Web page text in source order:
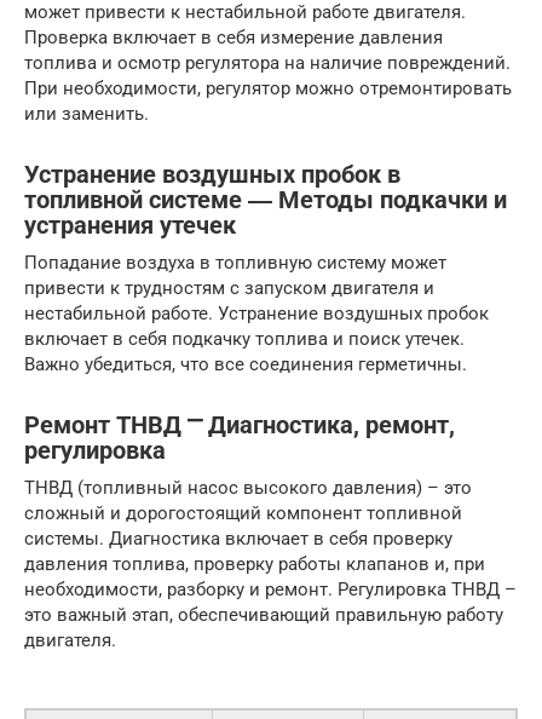
может привести к нестабильной работе двигателя.
Проверка включает в себя измерение давления
топлива и осмотр регулятора на наличие повреждений.
При необходимости, регулятор можно отремонтировать
или заменить.
Устранение воздушных пробок в
топливной системе ― Методы подкачки и
устранения утечек
Попадание воздуха в топливную систему может
привести к трудностям с запуском двигателя и
нестабильной работе. Устранение воздушных пробок
включает в себя подкачку топлива и поиск утечек.
Важно убедиться, что все соединения герметичны.
Ремонт ТНВД ⎻ Диагностика, ремонт,
регулировка
ТНВД (топливный насос высокого давления) – это
сложный и дорогостоящий компонент топливной
системы. Диагностика включает в себя проверку
давления топлива, проверку работы клапанов и, при
необходимости, разборку и ремонт. Регулировка ТНВД –
это важный этап, обеспечивающий правильную работу
двигателя.